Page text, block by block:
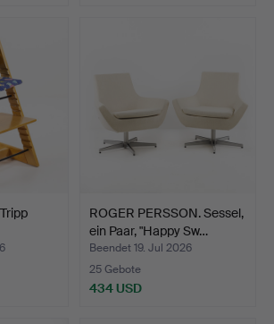
ROGER PERSSON. Sessel,
ein Paar, "Happy Sw…
Beendet 19. Jul 2026
25 Gebote
434 USD